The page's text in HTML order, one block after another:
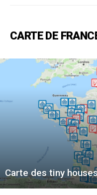
CARTE DE
Carte des tiny